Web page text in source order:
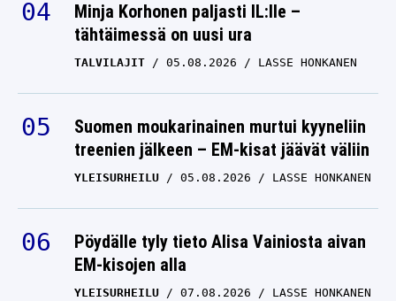
Minja Korhonen paljasti IL:lle –
tähtäimessä on uusi ura
TALVILAJIT 05.08.2026 LASSE HONKANEN
Suomen moukarinainen murtui kyyneliin
treenien jälkeen – EM-kisat jäävät väliin
YLEISURHEILU 05.08.2026 LASSE HONKANEN
Pöydälle tyly tieto Alisa Vainiosta aivan
EM-kisojen alla
YLEISURHEILU 07.08.2026 LASSE HONKANEN